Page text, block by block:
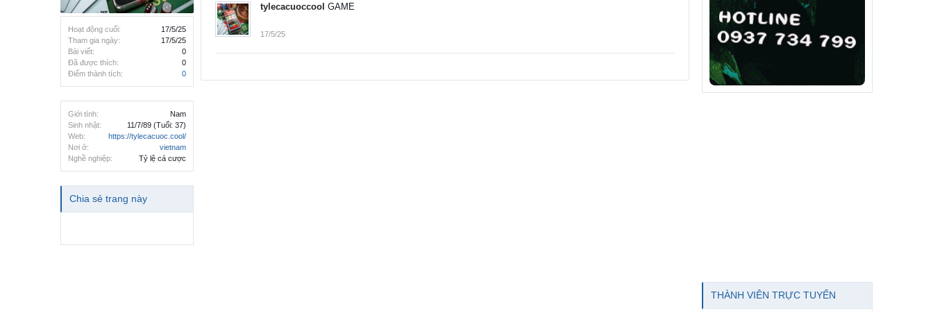
Hoạt động cuối:
17/5/25
Tham gia ngày:
17/5/25
Bài viết:
0
Đã được thích:
0
Điểm thành tích:
0
Giới tính:
Nam
Sinh nhật:
11/7/89 (Tuổi: 37)
Web:
https://tylecacuoc.cool/
Nơi ở:
vietnam
Nghề nghiệp:
Tỷ lệ cá cược
Chia sẻ trang này
tylecacuoccool GAME
17/5/25
THÀNH VIÊN TRỰC TUYẾN